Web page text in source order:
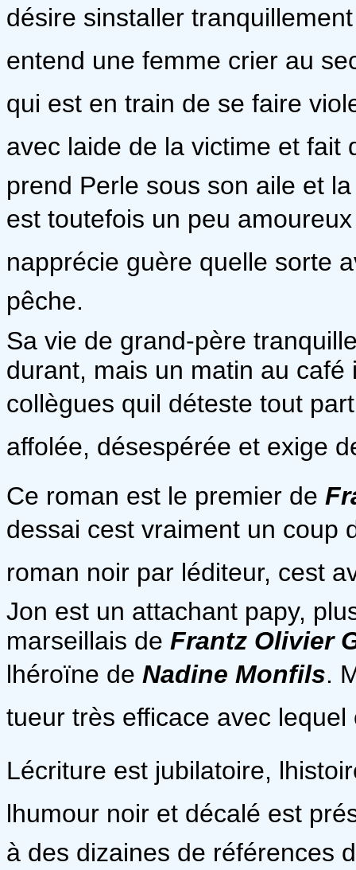
désire sinstaller
entend une femme crier au
qui est en train de se faire
avec laide de la victime et
prend Perle sous son aile et
est toutefois un peu
napprécie guère quelle
pêche.
Sa vie de grand-père
durant, mais un matin au
collègues quil déteste tout
affolée, désespérée et exige
Ce roman est le premier de
dessai cest vraiment un
roman noir par léditeur, cest
Jon est un attachant papy,
marseillais de Frantz Olivier
lhéroïne de Nadine Monfils.
tueur très efficace avec lequel
Lécriture est jubilatoire,
lhumour noir et décalé est
à des dizaines de références